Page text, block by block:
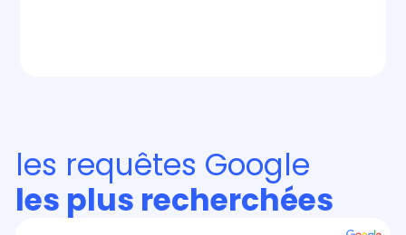
les requêtes Google
les plus recherchées